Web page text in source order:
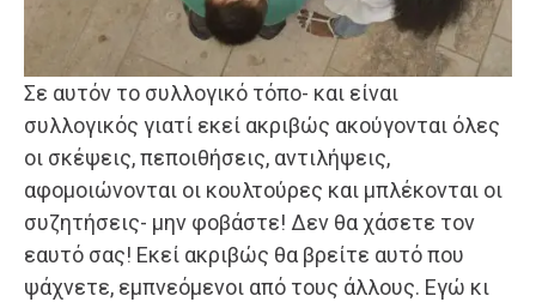
Σε αυτόν το συλλογικό τόπο- και είναι
συλλογικός γιατί εκεί ακριβώς ακούγονται όλες
οι σκέψεις, πεποιθήσεις, αντιλήψεις,
αφομοιώνονται οι κουλτούρες και μπλέκονται οι
συζητήσεις- μην φοβάστε! Δεν θα χάσετε τον
εαυτό σας! Εκεί ακριβώς θα βρείτε αυτό που
ψάχνετε, εμπνεόμενοι από τους άλλους. Εγώ κι